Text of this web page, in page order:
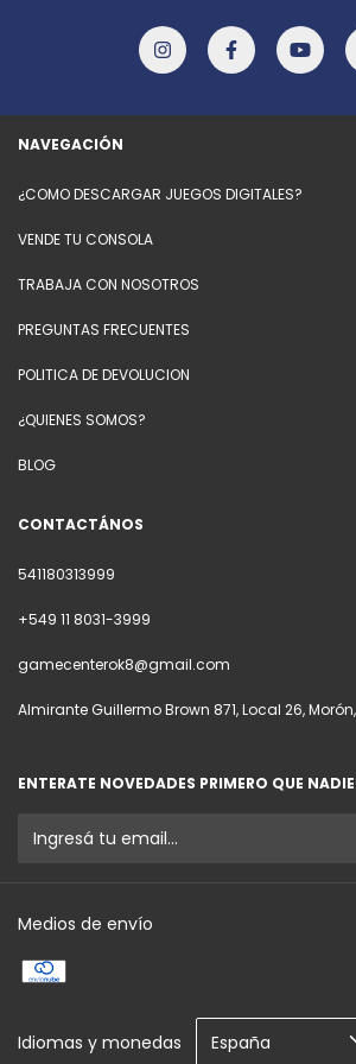
NAVEGACIÓN
¿COMO DESCARGAR JUEGOS DIGITALES?
VENDE TU CONSOLA
TRABAJA CON NOSOTROS
PREGUNTAS FRECUENTES
POLITICA DE DEVOLUCION
¿QUIENES SOMOS?
BLOG
CONTACTÁNOS
541180313999
+549 11 8031-3999
gamecenterok8@gmail.com
Almirante Guillermo Brown 871, Local 26,
ENTERATE NOVEDADES PRIMERO QUE
Medios de envío
Idiomas y monedas